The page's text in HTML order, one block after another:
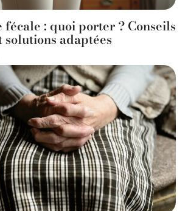
: quoi porter ? Conseils
solutions adaptées